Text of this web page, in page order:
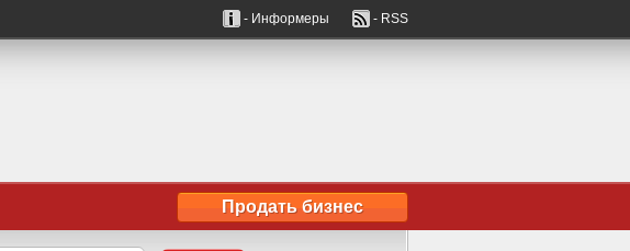
- Информеры - RSS
Продать бизнес